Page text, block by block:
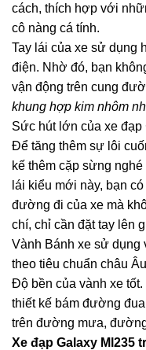
cách, thích hợp với
cô nàng cá tính.
Tay lái của xe sử dụng
điện. Nhờ đó, bạn
vận động trên cung
khung hợp kim nhôm
Sức hút lớn của xe
Để tăng thêm sự lôi
kế thêm cặp sừng
lái kiểu mới này, bạn
đường đi của xe mà
chí, chỉ cần đặt tay lên
Vành Bánh xe sử dụng
theo tiêu chuẩn châu
Độ bền của vành xe
thiết kế bám đường
trên đường mưa,
Xe đạp Galaxy Ml235